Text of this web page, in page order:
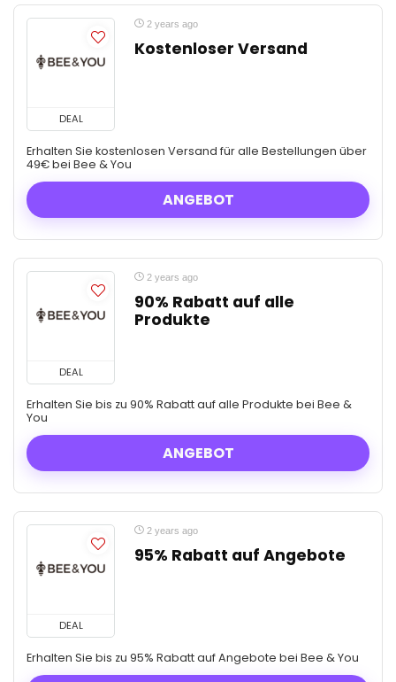
DEAL
2 years ago
Kostenloser Versand
Erhalten Sie kostenlosen Versand für alle Bestellungen über
49€ bei Bee & You
ANGEBOT
DEAL
2 years ago
90% Rabatt auf alle
Produkte
Erhalten Sie bis zu 90% Rabatt auf alle Produkte bei Bee &
You
ANGEBOT
DEAL
2 years ago
95% Rabatt auf Angebote
Erhalten Sie bis zu 95% Rabatt auf Angebote bei Bee & You